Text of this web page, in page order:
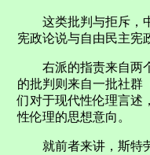
这类批判与拒斥，中
宪政论说与自由民主宪
右派的指责来自两个
的批判则来自一批社群
们对于现代性伦理言述
性伦理的思想意向。
就前者来讲，斯特劳